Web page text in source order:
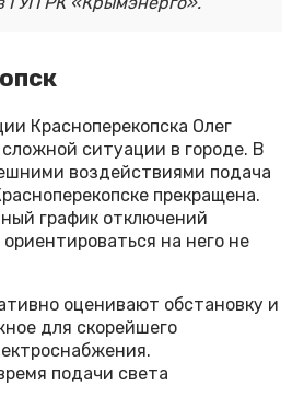
Красноперекопска Олег
ситуации в городе. В
воздействиями подача
прекращена.
график отключений
на него не
оценивают обстановку и
для скорейшего
подачи света